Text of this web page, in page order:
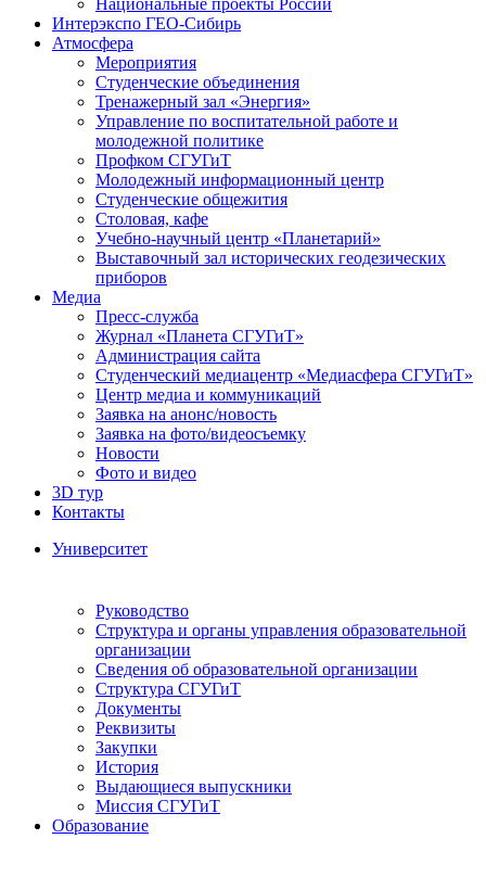
Национальные проекты России
Интерэкспо ГЕО-Сибирь
Атмосфера
Мероприятия
Студенческие объединения
Тренажерный зал «Энергия»
Управление по воспитательной работе и
молодежной политике
Профком СГУГиТ
Молодежный информационный центр
Студенческие общежития
Столовая, кафе
Учебно-научный центр «Планетарий»
Выставочный зал исторических геодезических
приборов
Медиа
Пресс-служба
Журнал «Планета СГУГиТ»
Администрация сайта
Студенческий медиацентр «Медиасфера СГУГиТ»
Центр медиа и коммуникаций
Заявка на анонс/новость
Заявка на фото/видеосъемку
Новости
Фото и видео
3D тур
Контакты
Университет
Руководство
Структура и органы управления образовательной
организации
Сведения об образовательной организации
Структура СГУГиТ
Документы
Реквизиты
Закупки
История
Выдающиеся выпускники
Миссия СГУГиТ
Образование